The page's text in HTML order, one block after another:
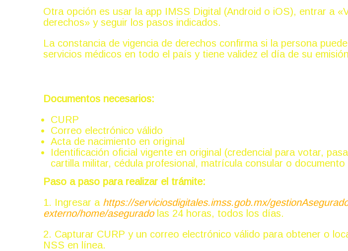
Otra opción es usar la app IMSS Digital (Android o iOS), entrar a
derechos» y seguir los pasos indicados.
La constancia de vigencia de derechos confirma si la persona
servicios médicos en todo el país y tiene validez el día de su
Documentos necesarios:
CURP
Correo electrónico válido
Acta de nacimiento en original
Identificación oficial vigente en original (credencial para votar,
cartilla militar, cédula profesional, matrícula consular o
Paso a paso para realizar el trámite:
1. Ingresar a https://serviciosdigitales.imss.gob.mx/
externo/home/aseguradolas 24 horas, todos los días.
2. Capturar CURP y un correo electrónico válido para obtener o
NSS en línea.